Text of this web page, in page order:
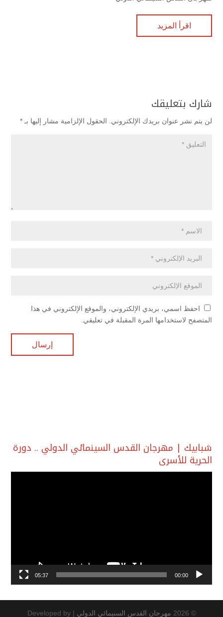
اقرأ المزيد
شارك بتعليقك
لن يتم نشر عنوان بريدك الإلكتروني. الحقول الإلزامية مشار إليها بـ *
احفظ اسمي، بريدي الإلكتروني، والموقع الإلكتروني في هذا
المتصفح لاستخدامها المرة المقبلة في تعليقي.
شبابيك | مهرجان القدس السينمائي الدولي .. دورة
الحرية للأسرى
00:00
05:37
© 2026 مهرجان القدس السنيمائي الدولي |
Developed by